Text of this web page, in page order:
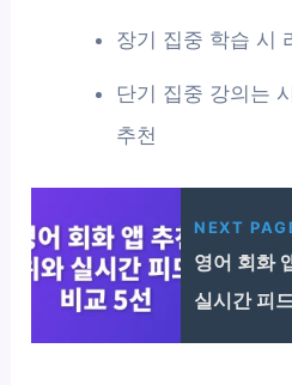
장기 집중 학습 시
단기 집중 강의는
추천
NEXT
영어 회화
실시간 피